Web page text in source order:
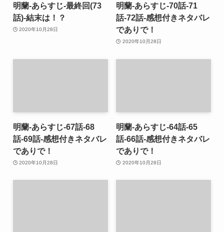
明蘭-あらすじ-最終回(73
話)-結末は！？
2020年10月28日
明蘭-あらすじ-70話-71
話-72話-感想付きネタバレ
でありで！
2020年10月28日
明蘭-あらすじ-67話-68
話-69話-感想付きネタバレ
でありで！
2020年10月28日
明蘭-あらすじ-64話-65
話-66話-感想付きネタバレ
でありで！
2020年10月28日